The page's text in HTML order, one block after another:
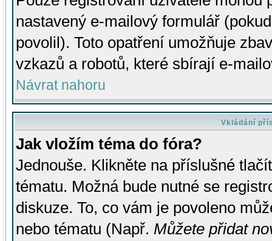
nastavený e-mailový formulář
povolil). Toto opatření umožňuje
vzkazů a robotů, které sbírají e-
Návrat nahoru
Vkládání
Jak vložím téma do fóra?
Jednouše. Klikněte na příslušné
tématu. Možná bude nutné se
diskuze. To, co vám je povoleno
nebo tématu (Např. Můžete přidat